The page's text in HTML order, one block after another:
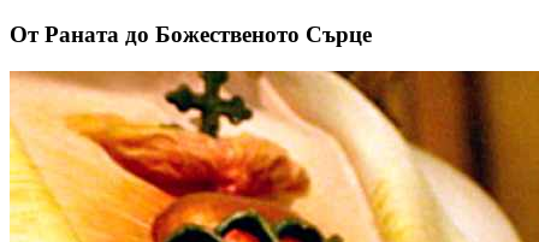
От Раната до Божественото Сърце